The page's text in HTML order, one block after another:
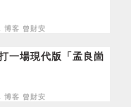
博客 曾財安
一場現代版「孟良崮
博客 曾財安